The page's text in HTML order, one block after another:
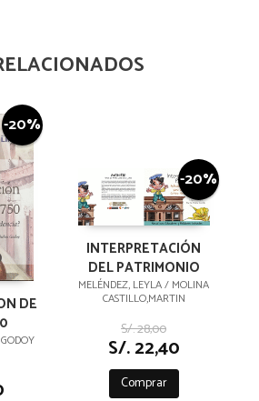
-20%
DE
-20%
INTERPRETACIÓN
DEL PATRIMONIO
MELÉNDEZ, LEYLA / MOLINA
CASTILLO,MARTIN
S/. 28,00
S/. 22,40
Comprar